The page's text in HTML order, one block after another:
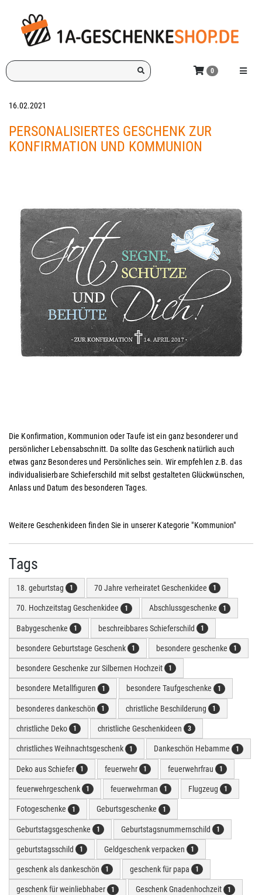
Hauptinhalt
springen
Ich
suche
Geschenk
Menü
0
16.02.2021
PERSONALISIERTES GESCHENK ZUR
KONFIRMATION UND KOMMUNION
Die Konfirmation, Kommunion oder Taufe ist ein ganz besonderer und
persönlicher Lebensabschnitt. Da sollte das Geschenk natürlich auch
etwas ganz Besonderes und Persönliches sein. Wir empfehlen z.B. das
individualisierbare Schieferschild mit selbst gestalteten Glückwünschen,
Anlass und Datum des besonderen Tages.
Weitere Geschenkideen finden Sie in unserer Kategorie "Kommunion"
Tags
18. geburtstag 1 70 Jahre verheiratet Geschenkidee 1
70. Hochzeitstag Geschenkidee 1 Abschlussgeschenke 1
Babygeschenke 1 beschreibbares Schieferschild 1
besondere Geburtstage Geschenk 1 besondere geschenke 1
besondere Geschenke zur Silbernen Hochzeit 1
besondere Metallfiguren 1 besondere Taufgeschenke 1
besonderes dankeschön 1 christliche Beschilderung 1
christliche Deko 1 christliche Geschenkideen 3
christliches Weihnachtsgeschenk 1 Dankeschön Hebamme 1
Deko aus Schiefer 1 feuerwehr 1 feuerwehrfrau 1
feuerwehrgeschenk 1 feuerwehrman 1 Flugzeug 1
Fotogeschenke 1 Geburtsgeschenke 1
Geburtstagsgeschenke 1 Geburtstagsnummernschild 1
geburtstagsschild 1 Geldgeschenk verpacken 1
geschenk als dankeschön 1 geschenk für papa 1
geschenk für weinliebhaber 1 Geschenk Gnadenhochzeit 1